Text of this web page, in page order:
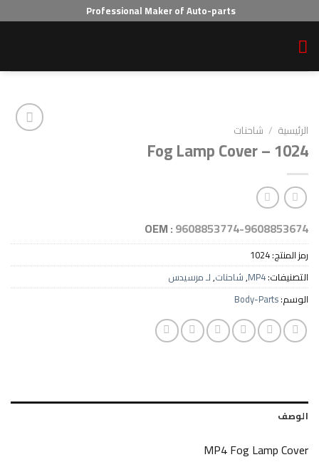
Professional Maker of Auto-parts
شاحنات
Fog Lamp
OEM :9608853774-
,شاحنات,لـ مرسيدس
Body-
MP4 Fog